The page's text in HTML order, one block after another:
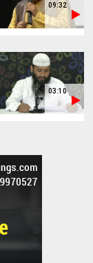
09:32
03:10